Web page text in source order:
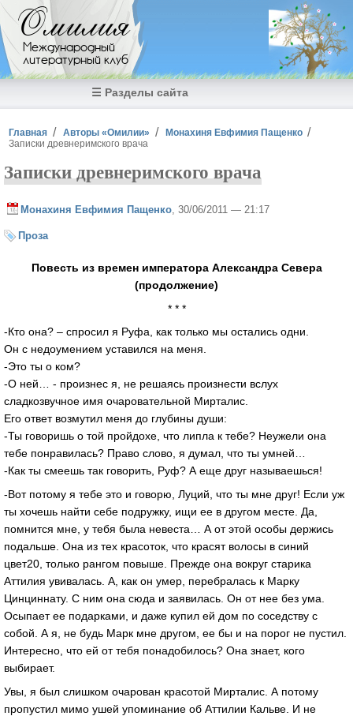
Перейти к основному содержанию
Омилия
Международный
литературный клуб
☰ Разделы сайта
Вы здесь
Главная Авторы «Омилии»
Монахиня Евфимия Пащенко
Записки древнеримского врача
Записки древнеримского врача
Монахиня Евфимия Пащенко , 30/06/2011 — 21:17
Проза
Повесть из времен императора Александра Севера
(продолжение)
* * *
-Кто она? – спросил я Руфа, как только мы остались одни.
Он с недоумением уставился на меня.
-Это ты о ком?
-О ней… - произнес я, не решаясь произнести вслух
сладкозвучное имя очаровательной Мирталис.
Его ответ возмутил меня до глубины души:
-Ты говоришь о той пройдохе, что липла к тебе? Неужели она
тебе понравилась? Право слово, я думал, что ты умней…
-Как ты смеешь так говорить, Руф? А еще друг называешься!
-Вот потому я тебе это и говорю, Луций, что ты мне друг! Если уж
ты хочешь найти себе подружку, ищи ее в другом месте. Да,
помнится мне, у тебя была невеста… А от этой особы держись
подальше. Она из тех красоток, что красят волосы в синий
цвет20, только рангом повыше. Прежде она вокруг старика
Аттилия увивалась. А, как он умер, перебралась к Марку
Цинциннату. С ним она сюда и заявилась. Он от нее без ума.
Осыпает ее подарками, и даже купил ей дом по соседству с
собой. А я, не будь Марк мне другом, ее бы и на порог не пустил.
Интересно, что ей от тебя понадобилось? Она знает, кого
выбирает.
Увы, я был слишком очарован красотой Мирталис. А потому
пропустил мимо ушей упоминание об Аттилии Кальве. И не